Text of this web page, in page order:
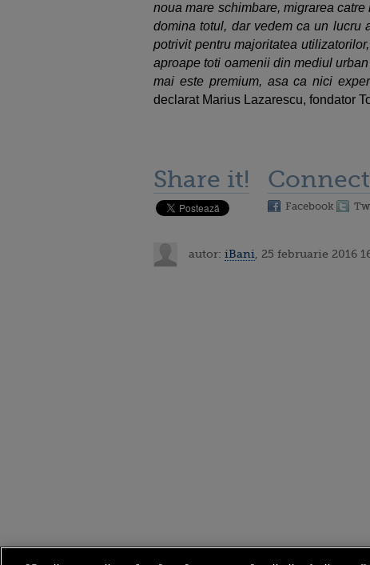
noua mare schimbare, migrarea
domina totul, dar vedem ca un lucru
potrivit pentru majoritatea
aproape toti oamenii din mediul
mai este premium, asa ca nici
declarat Marius Lazarescu, fondator
Share it! Connect
Facebook
autor: iBani , 25 februarie 2016